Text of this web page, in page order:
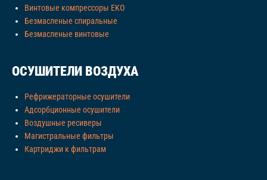
Винтовые компрессоры EKO
Безмасленые спиральные
Безмасленые винтовые
ОСУШИТЕЛИ ВОЗДУХА
Рефрижераторные осушители
Адсорбционные осушители
Воздушные ресиверы
Магистральные фильтры
Картриджи к фильтрам